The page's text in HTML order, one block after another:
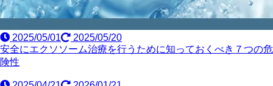
2025/05/01
2025/05/20
安全にエクソソーム治療を行うために知っておくべき７つの危
険性